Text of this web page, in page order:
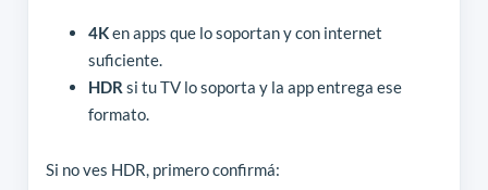
4Ken apps que lo soportan y con internet
suficiente.
HDR si tu TV lo soporta y la app entrega ese
formato.
Si no ves HDR, primero confirmá: